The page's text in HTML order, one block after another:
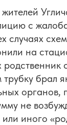
с
случаях
на
брал
органов,
не
иного